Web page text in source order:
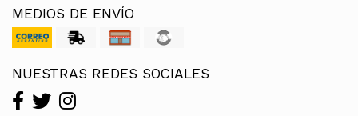
MEDIOS DE ENVÍO
NUESTRAS REDES SOCIALES